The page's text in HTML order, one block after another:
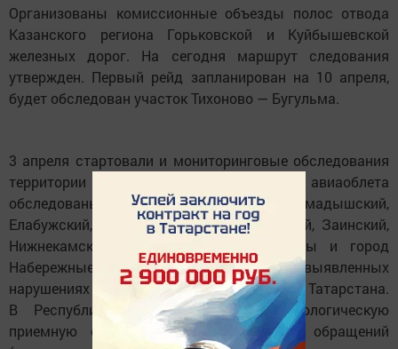
Организованы комиссионные объезды полос отвода
Казанского региона Горьковской и Куйбышевской
железных дорог. На сегодня маршрут следования
утвержден. Первый рейд запланирован на 10 апреля,
будет обследован участок Тихоново — Бугульма.
3 апреля стартовали и мониторинговые обследования
территории с воздуха. В рамках первого авиаоблета
обследованы Пестречинский, Мамадышский,
Елабужский, Менделеевский, Мензелинский, Заинский,
Нижнекамский, Рыбно-Слободский районы и город
Набережные Челны.Информация о выявленных
нарушениях поступает и от жителей Татарстана.
В Республиканскую общественную экологическую
приемную с 1 апреля поступило 119 обращений